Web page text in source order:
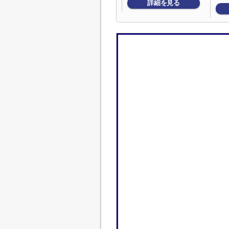
詳細を見る